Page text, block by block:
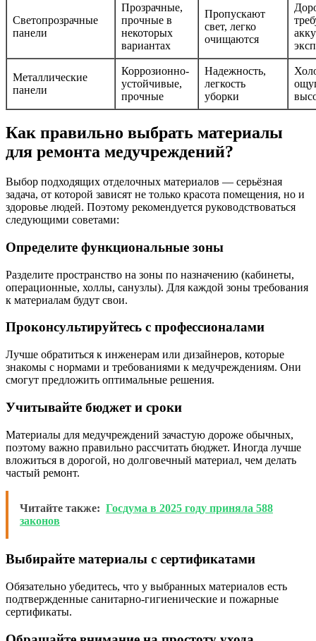
Светопрозрачные
панели
Прозрачные,
прочные в
некоторых
вариантах
Пропускают
свет, легко
очищаются
Металлические
панели
Коррозионно-
устойчивые,
прочные
Надежность,
легкость
уборки
Как правильно выбрать материалы
для ремонта медучреждений?
Выбор подходящих отделочных материалов — серьёзная
задача, от которой зависят не только красота помещения, но и
здоровье людей. Поэтому рекомендуется руководствоваться
следующими советами:
Определите функциональные зоны
Разделите пространство на зоны по назначению (кабинеты,
операционные, холлы, санузлы). Для каждой зоны требования
к материалам будут свои.
Проконсультируйтесь с профессионалами
Лучше обратиться к инженерам или дизайнеров, которые
знакомы с нормами и требованиями к медучреждениям. Они
смогут предложить оптимальные решения.
Учитывайте бюджет и сроки
Материалы для медучреждений зачастую дороже обычных,
поэтому важно правильно рассчитать бюджет. Иногда лучше
вложиться в дорогой, но долговечный материал, чем делать
частый ремонт.
Читайте также: Госдума в 2025 году приняла 588
законов
Выбирайте материалы с сертификатами
Обязательно убедитесь, что у выбранных материалов есть
подтвержденные санитарно-гигиенические и пожарные
сертификаты.